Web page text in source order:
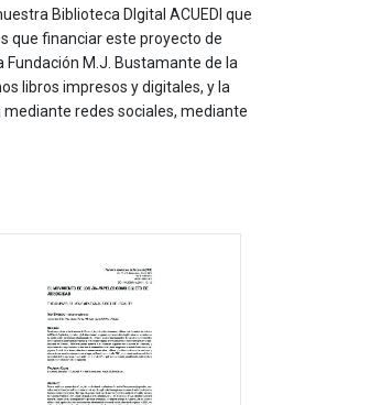
Biblioteca DIgital ACUEDI que
que financiar este proyecto de
M.J. Bustamante de la
libros impresos y digitales, y la
mediante redes sociales, mediante